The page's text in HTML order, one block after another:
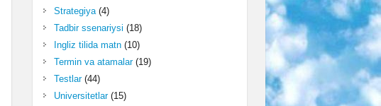
Strategiya(4)
Tadbir ssenariysi (18)
Ingliz tilida matn(10)
Termin va atamalar(19)
Testlar(44)
Universitetlar(15)